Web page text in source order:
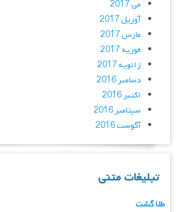
می 2017
آوریل 2017
مارس 2017
فوریه 2017
ژانویه 2017
دسامبر 2016
اکتبر 2016
سپتامبر 2016
آگوست 2016
تبلیغات متنی
طلا گشت